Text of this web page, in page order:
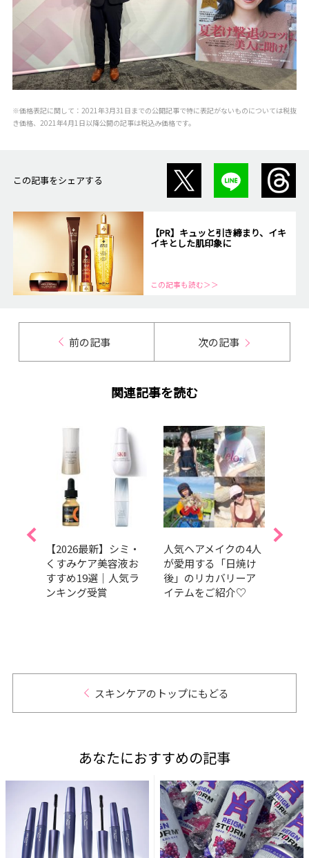
※価格表記に関して：2021年3月31日までの公開記事で特に表記がないものについては税抜
き価格、2021年4月1日以降公開の記事は税込み価格です。
この記事をシェアする
【PR】キュッと引き締まり、イキ
イキとした肌印象に
この記事も読む＞＞
前の記事 次の記事
関連記事を読む
【2026最新】シミ・
くすみケア美容液お
すすめ19選｜人気ラ
ンキング受賞
人気ヘアメイクの4人
が愛用する「日焼け
後」のリカバリーア
イテムをご紹介♡
スキンケアのトップにもどる
あなたにおすすめの記事